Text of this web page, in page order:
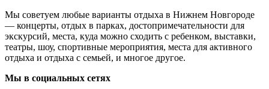
Мы советуем любые варианты отдыха в Нижнем Новгороде
— концерты, отдых в парках, достопримечательности для
экскурсий, места, куда можно сходить с ребенком, выставки,
театры, шоу, спортивные мероприятия, места для активного
отдыха и отдыха с семьей, и многое другое.
Мы в социальных сетях